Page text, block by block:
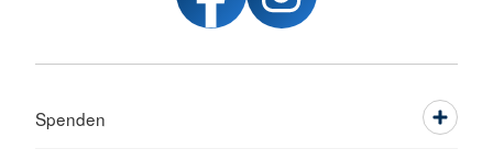
Spenden